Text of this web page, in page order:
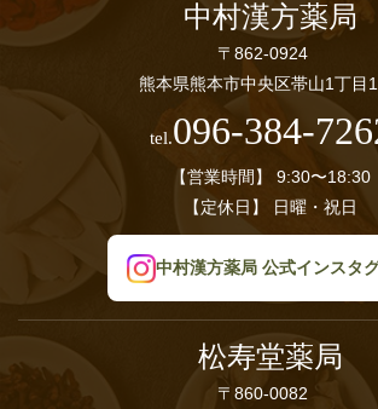
中村漢方薬局
〒862-0924
熊本県熊本市中央区帯山1丁目
tel.096-384-
【営業時間】 9:30〜18:30
【定休日】
日曜・祝日
中村漢方薬局 公式インスタ
松寿堂薬局
〒860-0082